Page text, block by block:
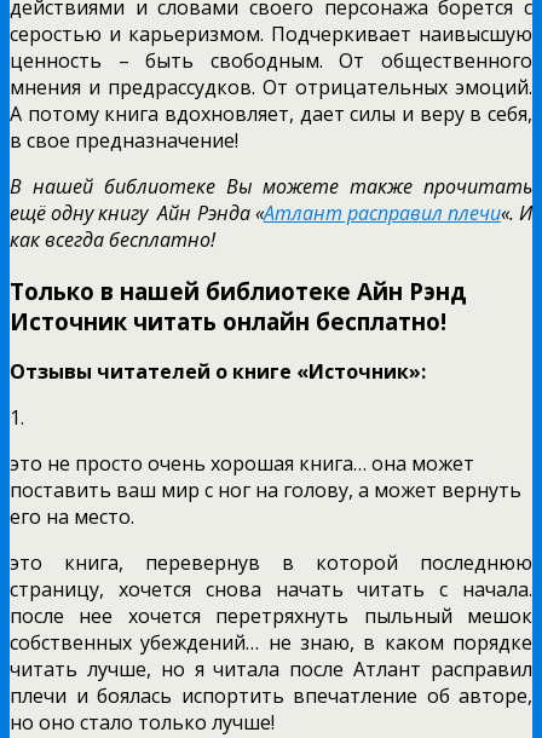
действиями и словами своего персонажа борется с
серостью и карьеризмом. Подчеркивает наивысшую
ценность – быть свободным. От общественного
мнения и предрассудков. От отрицательных эмоций.
А потому книга вдохновляет, дает силы и веру в себя,
в свое предназначение!
В нашей библиотеке Вы можете также прочитать
ещё одну книгу Айн Рэнда «Атлант расправил плечи«. И
как всегда бесплатно!
Только в нашей библиотеке Айн Рэнд
Источник читать онлайн бесплатно!
Отзывы читателей о книге «Источник»:
1.
это не просто очень хорошая книга… она может
поставить ваш мир с ног на голову, а может вернуть
его на место.
это книга, перевернув в которой последнюю
страницу, хочется снова начать читать с начала.
после нее хочется перетряхнуть пыльный мешок
собственных убеждений… не знаю, в каком порядке
читать лучше, но я читала после Атлант расправил
плечи и боялась испортить впечатление об авторе,
но оно стало только лучше!